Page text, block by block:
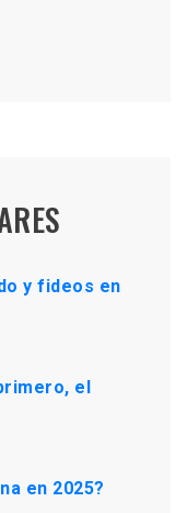
y fideos en
el
en 2025?